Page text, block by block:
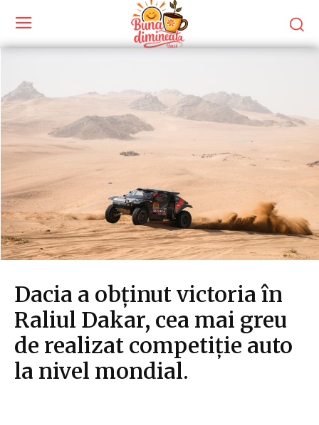
Dacia a obținut victoria în
Raliul Dakar, cea mai greu
de realizat competiție auto
la nivel mondial.